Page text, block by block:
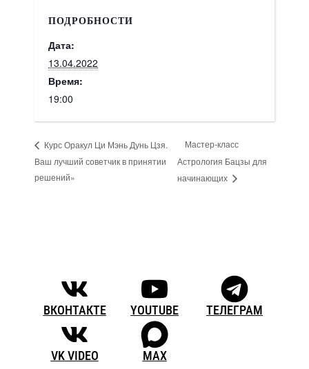
ПОДРОБНОСТИ
Дата:
13.04.2022
Время:
19:00
Курс Оракул Ци Мэнь Дунь Цзя.
Ваш лучший советчик в принятии
решений»
Мастер-класс
Астрология Бацзы для
начинающих
ВКОНТАКТЕ YOUTUBE ТЕЛЕГРАМ
VK VIDEO MAX